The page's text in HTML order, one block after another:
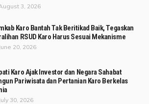
3, 2026
Karo Bantah Tak Beritikad Baik, Tegaskan
RSUD Karo Harus Sesuai Mekanisme
June 20, 2026
Karo Ajak Investor dan Negara Sahabat
Pariwisata dan Pertanian Karo Berkelas
July 30, 2026